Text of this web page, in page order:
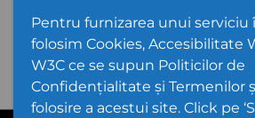
Pentru furnizarea unui
folosim Cookies, Accesibilitate
W3C ce se supun Politicilor de
Confidențialitate și Termenilor
folosire a acestui site. Click pe